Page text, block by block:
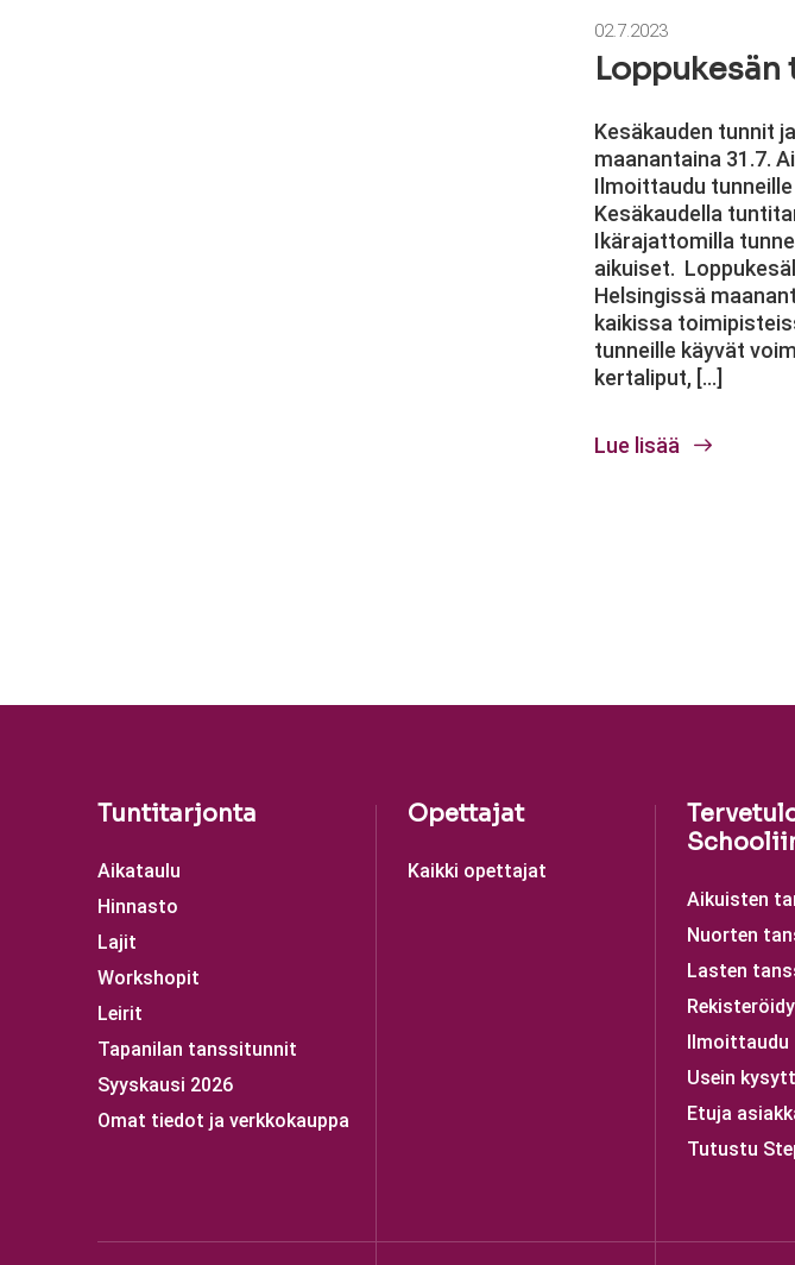
02.7.2023
Kesäkauden tunnit
maanantaina 31.7.
Ilmoittaudu tunneille
Kesäkaudella
Ikärajattomilla
aikuiset.
Helsingissä
kaikissa
tunneille käyvät
kertaliput, […]
Lue lisää
Tuntitarjonta
Aikataulu
Hinnasto
Lajit
Workshopit
Leirit
Tapanilan tanssitunnit
Syyskausi 2026
Omat tiedot ja verkkokauppa
Opettajat
Kaikki opettajat
Aikuisten
Nuorten
Lasten
Rekisteröidy
Ilmoittaudu
Usein
Etuja
Tutustu